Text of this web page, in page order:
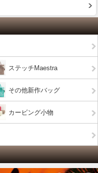
ステッチMaestra
その他新作バッグ
カービング小物